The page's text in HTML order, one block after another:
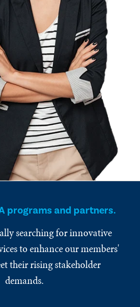
programs and partners.
searching for innovative
to enhance our members'
their rising stakeholder
demands.